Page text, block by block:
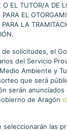
O EL TUTOR/A DE
EL
PARA LA
solicitudes, el
del Servicio
Ambiente y
que será
serán
de Aragón
seleccionarán las